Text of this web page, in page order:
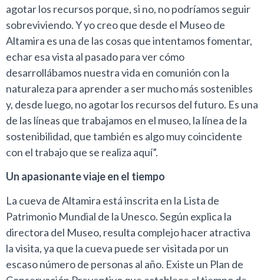
agotar los recursos porque, si no, no podríamos seguir
sobreviviendo. Y yo creo que desde el Museo de
Altamira es una de las cosas que intentamos fomentar,
echar esa vista al pasado para ver cómo
desarrollábamos nuestra vida en comunión con la
naturaleza para aprender a ser mucho más sostenibles
y, desde luego, no agotar los recursos del futuro. Es una
de las líneas que trabajamos en el museo, la línea de la
sostenibilidad, que también es algo muy coincidente
con el trabajo que se realiza aquí”.
Un apasionante viaje en el tiempo
La cueva de Altamira está inscrita en la Lista de
Patrimonio Mundial de la Unesco. Según explica la
directora del Museo, resulta complejo hacer atractiva
la visita, ya que la cueva puede ser visitada por un
escaso número de personas al año. Existe un Plan de